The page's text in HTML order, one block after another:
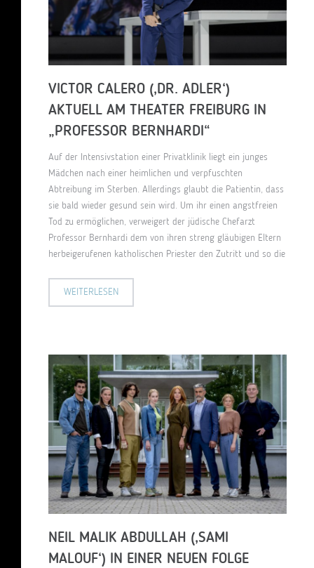
VICTOR CALERO (‚DR. ADLER‘)
AKTUELL AM THEATER FREIBURG IN
„PROFESSOR BERNHARDI“
Auf der Intensivstation einer Privatklinik liegt ein junges
Mädchen nach einer heimlichen und verpfuschten
Abtreibung im Sterben. Allerdings glaubt die Patientin, dass
sie bald wieder gesund sein wird. Um ihr einen angstfreien
Tod zu ermöglichen, verweigert der jüdische Chefarzt
Professor Bernhardi dem von ihren streng gläubigen Eltern
herbeigerufenen katholischen Priester den Zutritt und so die
WEITERLESEN
NEIL MALIK ABDULLAH (‚SAMI
MALOUF‘) IN EINER NEUEN FOLGE